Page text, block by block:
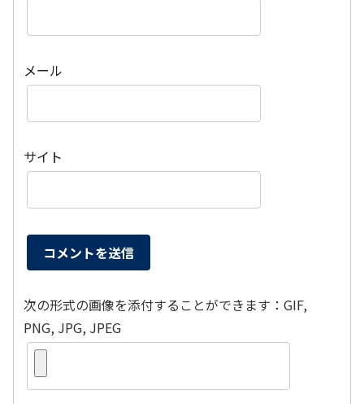
メール
サイト
次の形式の画像を添付することができます：GIF,
PNG, JPG, JPEG